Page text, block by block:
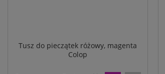
Tusz do pieczątek różowy, magenta
Colop